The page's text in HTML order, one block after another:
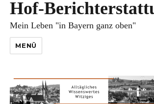
Hof-
Mein Leben "in Bayern ganz oben"
MENÜ